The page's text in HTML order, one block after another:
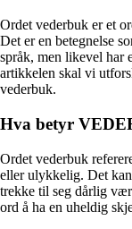
Ordet vederbuk er et
Det er en betegnelse
språk, men likevel har
artikkelen skal vi
vederbuk.
Hva betyr
Ordet vederbuk
eller ulykkelig. Det kan
trekke til seg dårlig
ord å ha en uheldig